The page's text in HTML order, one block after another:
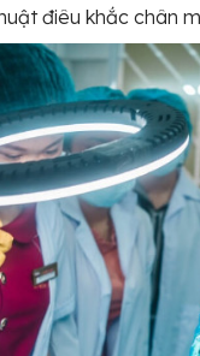
điêu khắc chân